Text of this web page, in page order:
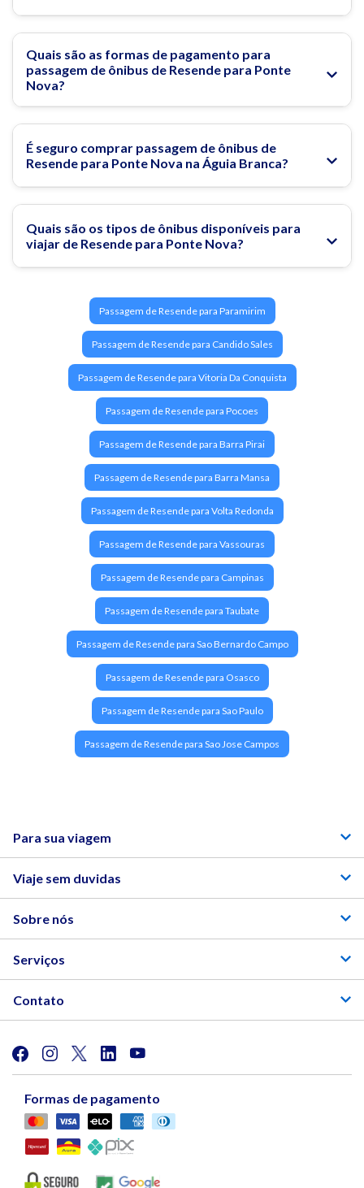
Quais são as formas de pagamento para
passagem de ônibus de Resende para Ponte
Nova?
É seguro comprar passagem de ônibus de
Resende para Ponte Nova na Águia Branca?
Quais são os tipos de ônibus disponíveis para
viajar de Resende para Ponte Nova?
Passagem de Resende para Paramirim
Passagem de Resende para Candido Sales
Passagem de Resende para Vitoria Da Conquista
Passagem de Resende para Pocoes
Passagem de Resende para Barra Pirai
Passagem de Resende para Barra Mansa
Passagem de Resende para Volta Redonda
Passagem de Resende para Vassouras
Passagem de Resende para Campinas
Passagem de Resende para Taubate
Passagem de Resende para Sao Bernardo Campo
Passagem de Resende para Osasco
Passagem de Resende para Sao Paulo
Passagem de Resende para Sao Jose Campos
Para sua viagem
Viaje sem duvidas
Sobre nós
Serviços
Contato
Formas de pagamento